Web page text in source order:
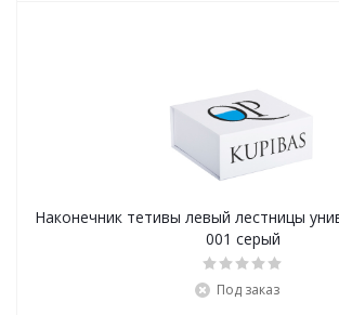
Наконечник тетивы левый лестницы
001 серый
Под заказ